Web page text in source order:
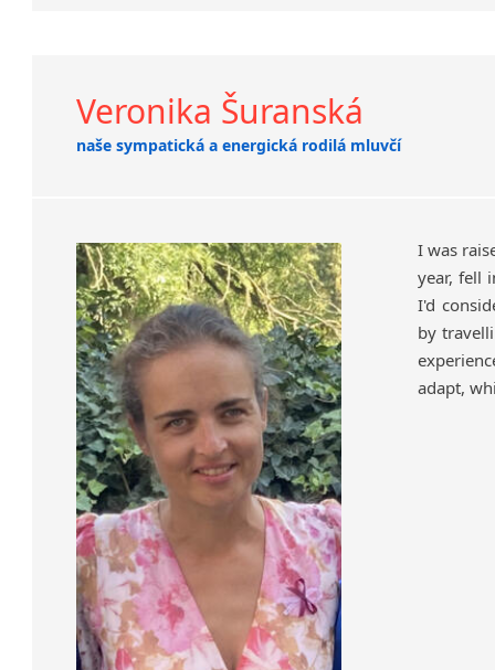
Veronika Šuranská
naše sympatická a energická rodilá mluvčí
I was
year, fell
I'd
by
adapt,